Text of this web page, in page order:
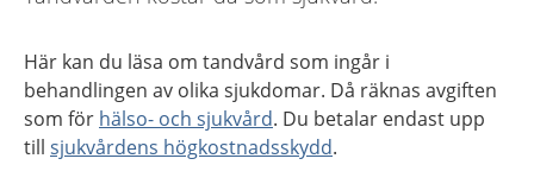
Här kan du läsa om tandvård som ingår i
behandlingen av olika sjukdomar. Då räknas avgiften
som för hälso- och sjukvård. Du betalar endast upp
till sjukvårdens högkostnadsskydd.